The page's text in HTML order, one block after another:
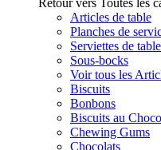
Retour vers Toutes les
Articles de table
Planches de
Serviettes de table
Sous-bocks
Voir tous les
Biscuits
Bonbons
Biscuits au
Chewing Gums
Chocolats